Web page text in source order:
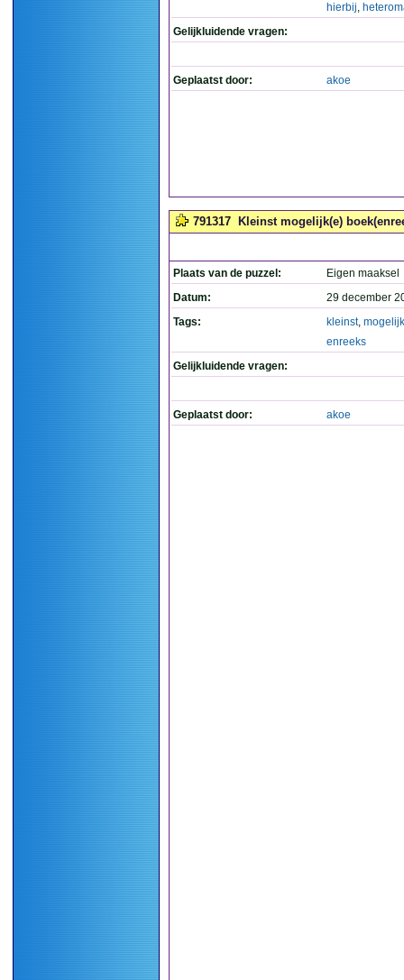
hierbij,
Gelijkluidende vragen:
Geplaatst door: akoe
791317 Kleinst mogelijk(e)
Plaats van de puzzel:
Eigen maaksel
Datum:
29 december
Tags:
kleinst, mogelijk
enreeks
Gelijkluidende vragen:
Geplaatst door: akoe